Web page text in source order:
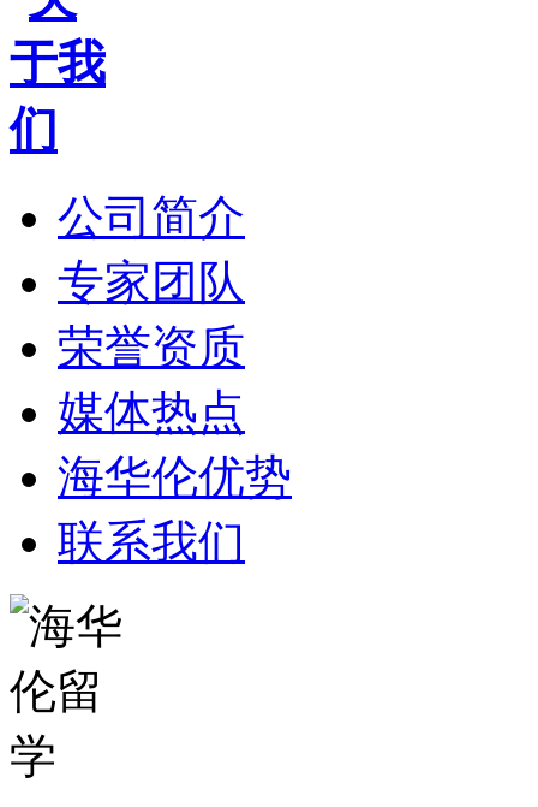
公司简介
专家团队
荣誉资质
媒体热点
海华伦优势
联系我们